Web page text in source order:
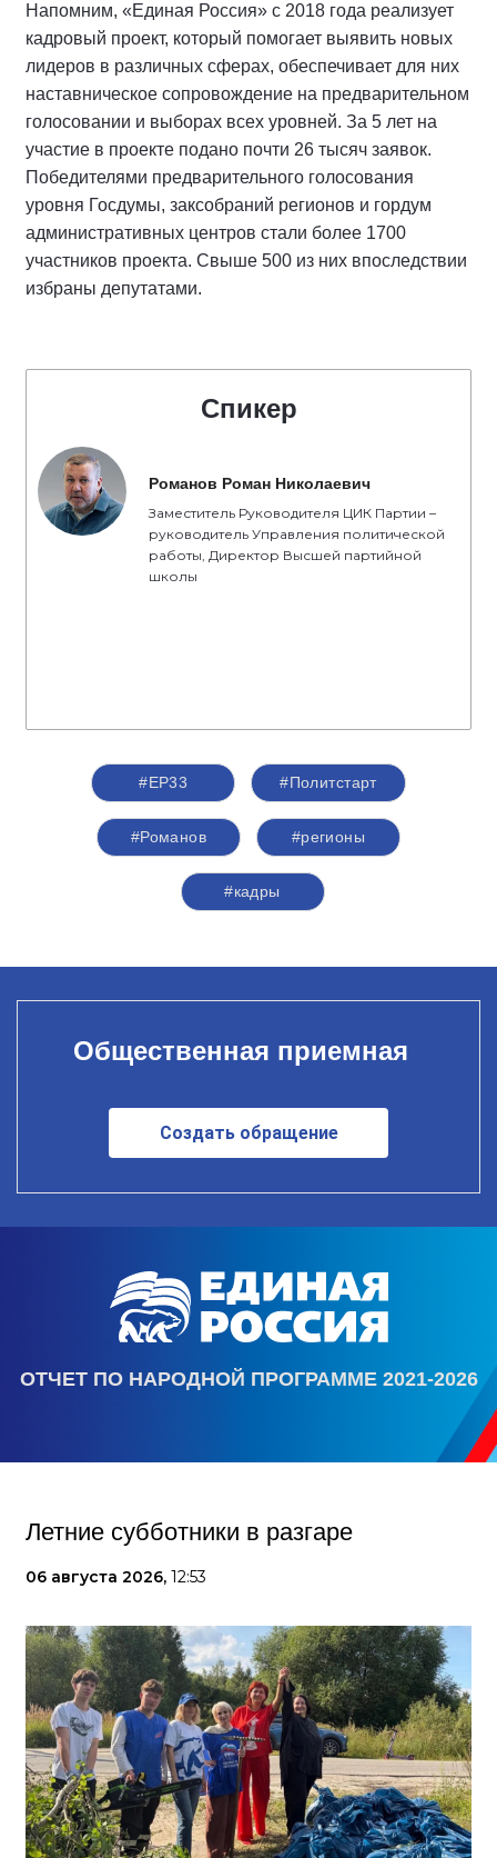
Напомним, «Единая Россия» с 2018 года реализует
кадровый проект, который помогает выявить новых
лидеров в различных сферах, обеспечивает для них
наставническое сопровождение на предварительном
голосовании и выборах всех уровней. За 5 лет на
участие в проекте подано почти 26 тысяч заявок.
Победителями предварительного голосования
уровня Госдумы, заксобраний регионов и гордум
административных центров стали более 1700
участников проекта. Свыше 500 из них впоследствии
избраны депутатами.
Спикер
Романов Роман Николаевич
Заместитель Руководителя ЦИК Партии –
руководитель Управления политической
работы, Директор Высшей партийной
школы
#ЕР33 #Политстарт
#Романов #регионы
#кадры
Общественная приемная
Создать обращение
ОТЧЕТ ПО НАРОДНОЙ ПРОГРАММЕ 2021-2026
Летние субботники в разгаре
06 августа 2026, 12:53